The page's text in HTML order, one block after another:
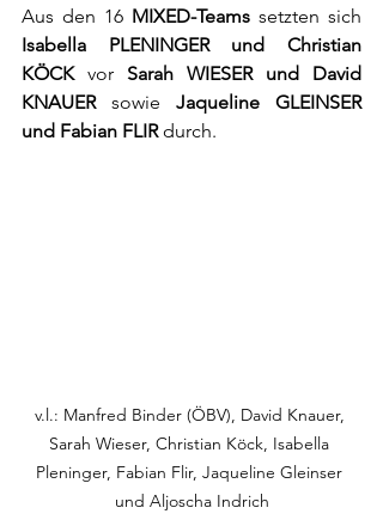
Aus den 16 MIXED-Teams
Isabella PLENINGER und Christian
KÖCK vor Sarah WIESER und David
KNAUER sowie Jaqueline GLEINSER
und Fabian FLIR durch.
v.l.: Manfred Binder (ÖBV), David Knauer,
Sarah Wieser, Christian Köck, Isabella
Pleninger, Fabian Flir, Jaqueline Gleinser
und Aljoscha Indrich